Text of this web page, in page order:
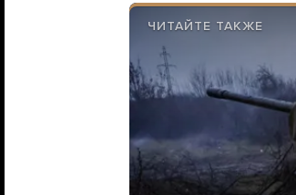
ЧИТАЙТЕ ТАКЖЕ